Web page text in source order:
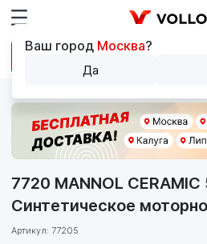
7720 MANNOL
Синтетическое
Артикул: 77205
Ваш город Москва?
Да